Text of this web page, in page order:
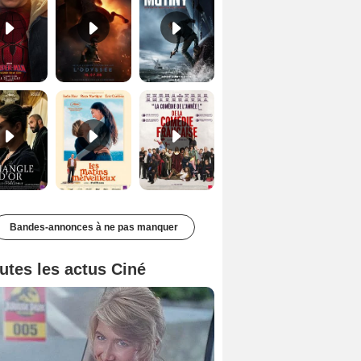
Les Matins merveilleux Bande-annonce VF De la Comédie-Française Teaser VF
Bandes-annonces à ne pas manquer
les actus Ciné